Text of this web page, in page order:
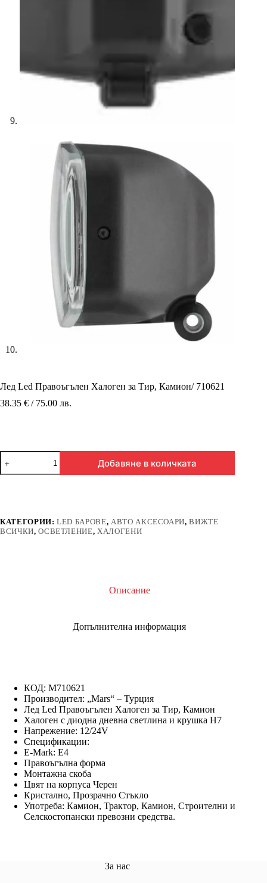
Лед Led Правоъгълен Халоген за Тир, Камион/ 710621
38.35 € / 75.00 лв.
количество
за
Лед
Тир,
Камион/
Добавяне в количката
КАТЕГОРИИ:LED БАРОВЕ, АВТО АКСЕСОАРИ,ВИЖТЕ
ВСИЧКИ,ОСВЕТЛЕНИЕ,ХАЛОГЕНИ
Описание
Допълнителна информация
КОД: M710621
Производител: „Mars“ – Турция
Лед Led Правоъгълен Халоген за Тир, Камион
Халоген с диодна дневна светлина и крушка Н7
Напрежение: 12/24V
Спецификации:
E-Mark: E4
Правоъгълна форма
Монтажна скоба
Цвят на корпуса Черен
Кристално, Прозрачно Стъкло
Употреба: Камион, Трактор, Камион, Строителни и
Селскостопански превозни средства.
За нас